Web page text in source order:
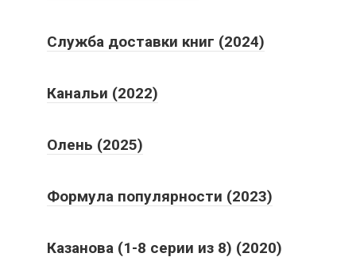
Служба доставки книг (2024)
Канальи (2022)
Олень (2025)
Формула популярности (2023)
Казанова (1-8 серии из 8) (2020)